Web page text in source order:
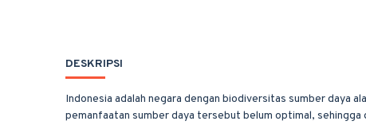
DESKRIPSI
Indonesia adalah negara dengan biodiversitas sumber daya
pemanfaatan sumber daya tersebut belum optimal,